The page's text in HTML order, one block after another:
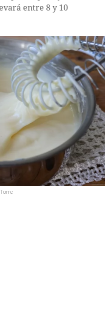
entre 8 y 10